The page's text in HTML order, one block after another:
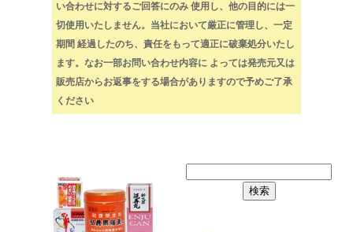
い合わせに対するご回答にのみ 使用し、他の目的には一
切使用いたしません。当社において厳正に管理し、一定
期間 経過したのち、責任をもって適正に破棄処分いたし
ます。なお一部お問い合わせ内容に よっては発売元又は
販売店からお返事をする場合がありますので予めご了承
ください